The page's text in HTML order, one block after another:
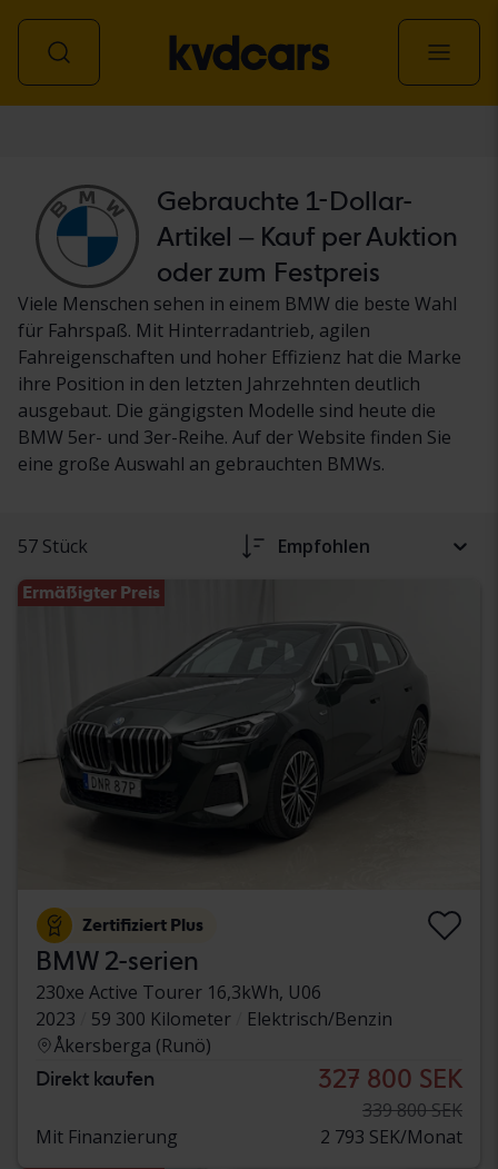
Gebrauchte 1-Dollar-
Artikel – Kauf per Auktion
oder zum Festpreis
Viele Menschen sehen in einem BMW die beste Wahl
für Fahrspaß. Mit Hinterradantrieb, agilen
Fahreigenschaften und hoher Effizienz hat die Marke
ihre Position in den letzten Jahrzehnten deutlich
ausgebaut. Die gängigsten Modelle sind heute die
BMW 5er- und 3er-Reihe. Auf der Website finden Sie
eine große Auswahl an gebrauchten BMWs.
57 Stück Empfohlen
Ermäßigter Preis
Zertifiziert Plus
BMW 2-serien
230xe Active Tourer 16,3kWh, U06
2023
59 300 Kilometer
Elektrisch/Benzin
Åkersberga (Runö)
Direkt kaufen 327 800 SEK
339 800 SEK
Mit Finanzierung
2 793 SEK/Monat